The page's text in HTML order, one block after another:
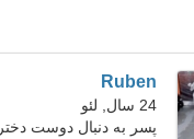
Ruben
24 سال, لئو
پسر به دنبال دوست دختر